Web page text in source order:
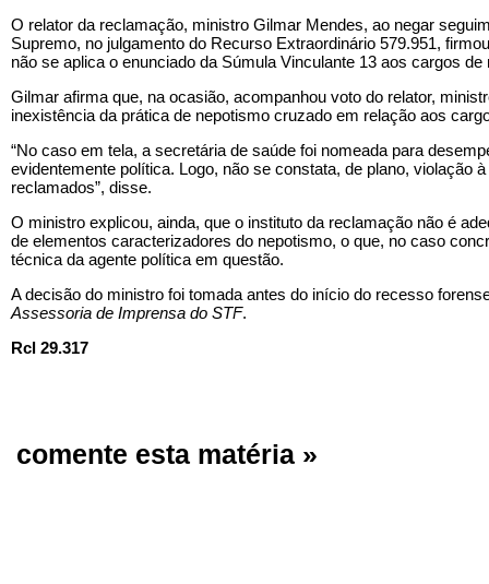
O relator da reclamação, ministro Gilmar Mendes, ao negar
Supremo, no julgamento do Recurso Extraordinário 579.951,
não se aplica o enunciado da Súmula Vinculante 13 aos cargos de
Gilmar afirma que, na ocasião, acompanhou voto do relator,
inexistência da prática de nepotismo cruzado em relação aos
“No caso em tela, a secretária de saúde foi nomeada para
evidentemente política. Logo, não se constata, de plano, violação
reclamados”, disse.
O ministro explicou, ainda, que o instituto da reclamação não é
de elementos caracterizadores do nepotismo, o que, no caso
técnica da agente política em questão.
A decisão do ministro foi tomada antes do início do recesso
Assessoria de Imprensa do STF.
Rcl 29.317
comente esta matéria »